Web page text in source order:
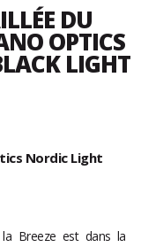
DU
OPTICS
LIGHT
Nordic Light
Breeze est dans la